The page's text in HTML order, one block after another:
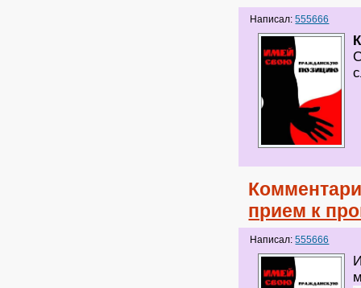
Написал:555666
прием к
Написал:555666